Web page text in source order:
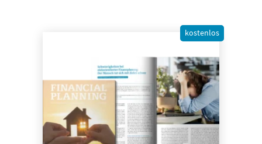
kostenlos